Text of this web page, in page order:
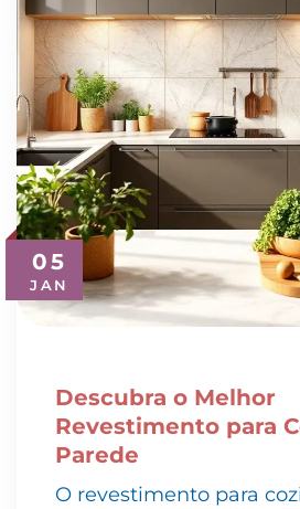
05
JAN
Descubra o Melhor
Revestimento para
Parede
O revestimento para